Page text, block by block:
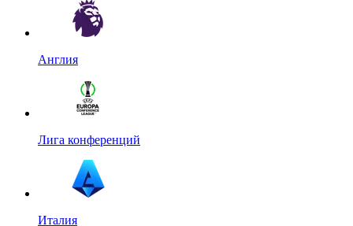
Англия
Лига конференций
Италия